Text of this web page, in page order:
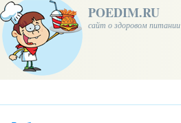
POEDIM.RU
сайт о здоровом питании